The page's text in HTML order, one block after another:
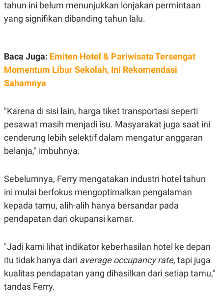
S
A
T
A
G
E
K
O
T
T
I
P
S
JARINGAN
N
T
N
C
E
Y
R
E
S
R
L
S
.
D
LK
tahun ini belum menunjukkan lonjakan permintaan
yang signifikan dibanding tahun lalu.
Baca Juga: Emiten Hotel & Pariwisata Tersengat
Momentum Libur Sekolah, Ini Rekomendasi
Sahamnya
"Karena di sisi lain, harga tiket transportasi seperti
pesawat masih menjadi isu. Masyarakat juga saat ini
cenderung lebih selektif dalam mengatur anggaran
belanja," imbuhnya.
Sebelumnya, Ferry mengatakan industri hotel tahun
ini mulai berfokus mengoptimalkan pengalaman
kepada tamu, alih-alih hanya bersandar pada
pendapatan dari okupansi kamar.
"Jadi kami lihat indikator keberhasilan hotel ke depan
itu tidak hanya dari average occupancy rate, tapi juga
kualitas pendapatan yang dihasilkan dari setiap tamu,"
tandas Ferry.